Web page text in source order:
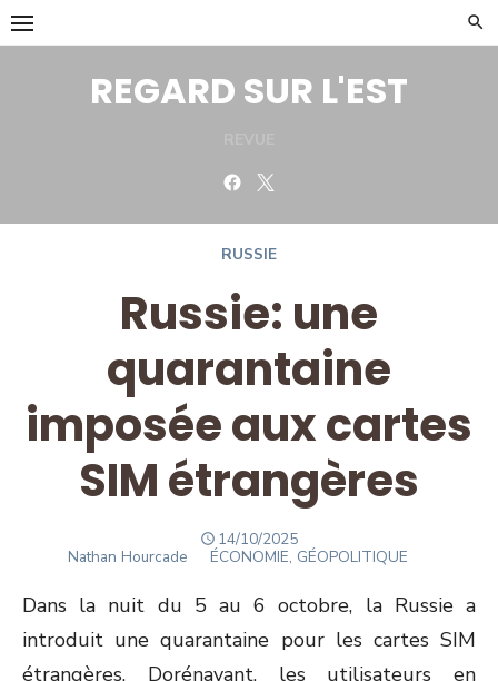
Skip
to
REGARD SUR L'EST
Facebook
RUSSIE
Russie: une
quarantaine
imposée aux cartes
SIM étrangères
POSTED
ON
14/10/2025
Author
Nathan Hourcade ÉCONOMIE, GÉOPOLITIQUE
Dans la nuit du 5 au 6 octobre, la Russie a
introduit une quarantaine pour les cartes SIM
étrangères. Dorénavant, les utilisateurs en